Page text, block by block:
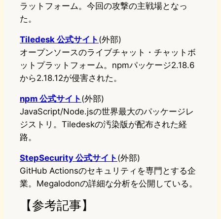
ラットフォーム。今回の攻撃の主戦場となっ
た。
Tiledesk 公式サイト (外部)
オープンソースのライブチャット・チャットボ
ットプラットフォーム。npmパッケージ2.18.6
から2.18.12が侵害された。
npm 公式サイト (外部)
JavaScript/Node.jsの世界最大のパッケージレ
ジストリ。Tiledeskの汚染版が配布された経
路。
StepSecurity 公式サイト (外部)
GitHub Actionsのセキュリティを専門とする企
業。Megalodonの詳細な分析を公開している。
【参考記事】